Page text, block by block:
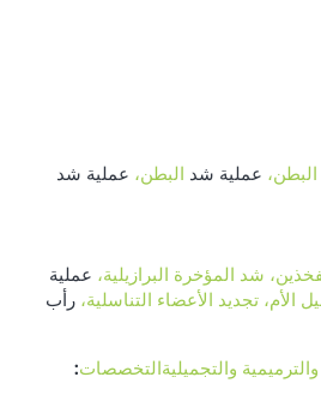
عملية شد البطن، عملية شد
شد المؤخرة البرازيلية، عملية
الأم، تجديد الأعضاء التناسلية، رأب
والترميمية والتجميليةالتخصصات: